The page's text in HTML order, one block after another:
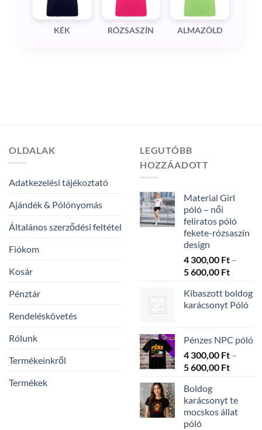
KÉK RÓZSASZÍN ALMAZÖLD
OLDALAK
Adatkezelési tájékoztató
Ajándék & Pólónyomás
Általános szerződési feltétel
Fiókom
Kosár
Pénztár
Rendeléskövetés
Rólunk
Termékeinkről
Termékek
LEGUTÓBB
HOZZÁADOTT
Material Girl
póló – női
feliratos póló
fekete-rózsaszín
design
4 300,00 Ft –
5 600,00 Ft
300,00
-
Kibaszott boldog
karácsonyt Póló
Pénzes NPC póló
4 300,00 Ft –
5 600,00 Ft
-
5
Boldog
karácsonyt te
mocskos állat
póló